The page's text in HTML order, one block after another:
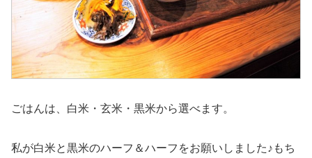
ごはんは、白米・玄米・黒米から選べます。
私が白米と黒米のハーフ＆ハーフをお願いしました♪もち